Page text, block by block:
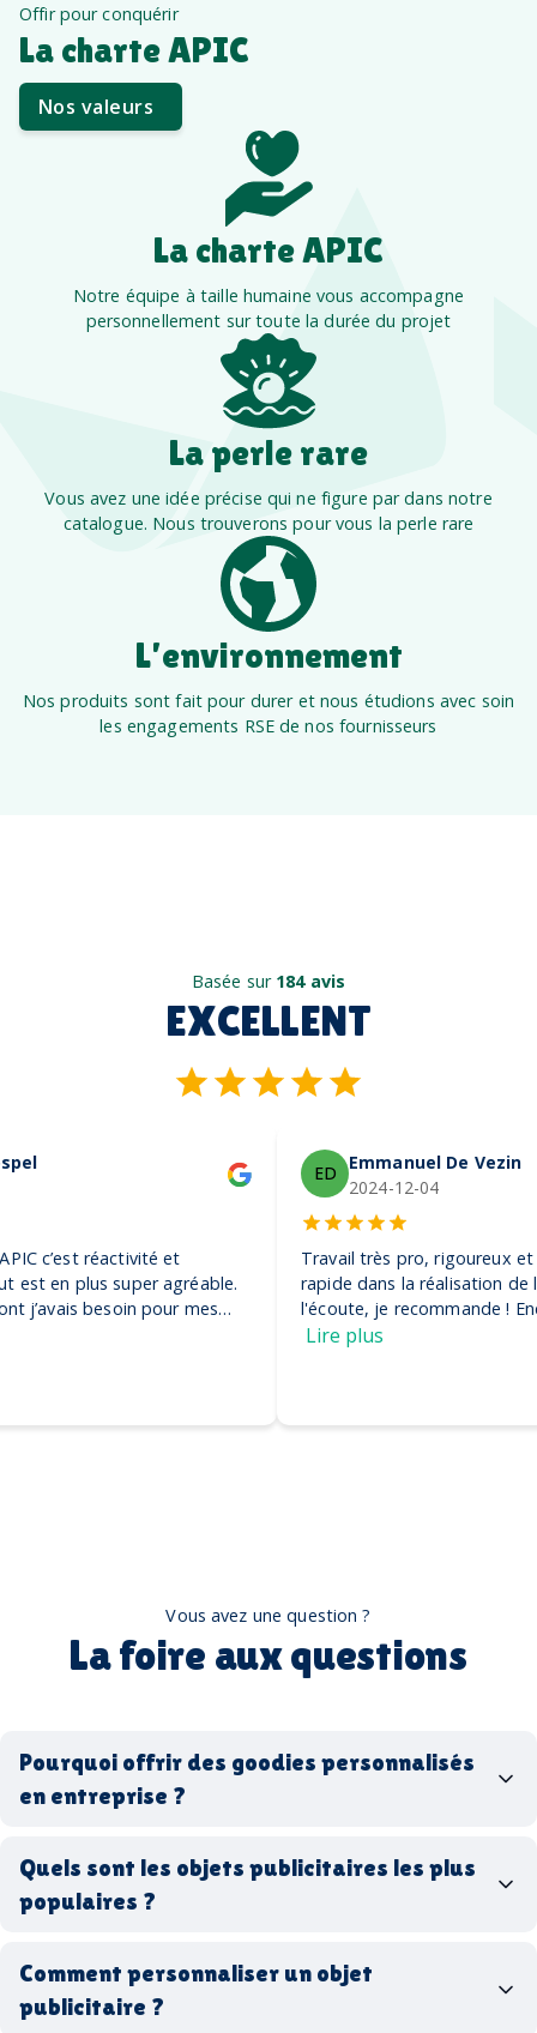
Offir pour conquérir
La charte APIC
Nos valeurs
La charte APIC
Notre équipe à taille humaine vous accompagne
personnellement sur toute la durée du projet
La perle rare
Vous avez une idée précise qui ne figure par dans notre
catalogue. Nous trouverons pour vous la perle rare
L’environnement
Nos produits sont fait pour durer et nous étudions avec soin
les engagements RSE de nos fournisseurs
Basée sur 184 avis
EXCELLENT
Emmanuel De Vezin
Travail très pro, rigoureux et efficace. Ils ont été très
rapide dans la réalisation de la commande et très à
l'écoute, je recommande ! Encore merci, on adore nos
Vous avez une question ?
La foire aux questions
Pourquoi offrir des goodies personnalisés
en entreprise ?
Quels sont les objets publicitaires les plus
populaires ?
stylos personnalisés
tote bags publicitaires
gourdes réutilisables
Comment personnaliser un objet
publicitaire ?